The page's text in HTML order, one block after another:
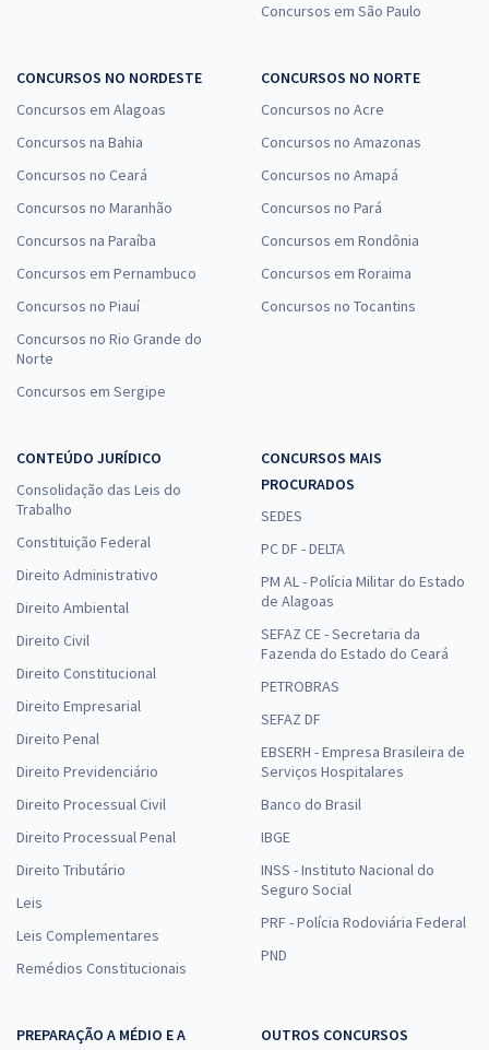
Concursos em São Paulo
CONCURSOS NO NORDESTE
Concursos em Alagoas
Concursos na Bahia
Concursos no Ceará
Concursos no Maranhão
Concursos na Paraíba
Concursos em Pernambuco
Concursos no Piauí
Concursos no Rio Grande do
Norte
Concursos em Sergipe
CONCURSOS NO NORTE
Concursos no Acre
Concursos no Amazonas
Concursos no Amapá
Concursos no Pará
Concursos em Rondônia
Concursos em Roraima
Concursos no Tocantins
CONTEÚDO JURÍDICO
Consolidação das Leis do
Trabalho
Constituição Federal
Direito Administrativo
Direito Ambiental
Direito Civil
Direito Constitucional
Direito Empresarial
Direito Penal
Direito Previdenciário
Direito Processual Civil
Direito Processual Penal
Direito Tributário
Leis
Leis Complementares
Remédios Constitucionais
CONCURSOS MAIS
PROCURADOS
SEDES
PC DF - DELTA
PM AL - Polícia Militar do Estado
de Alagoas
SEFAZ CE - Secretaria da
Fazenda do Estado do Ceará
PETROBRAS
SEFAZ DF
EBSERH - Empresa Brasileira de
Serviços Hospitalares
Banco do Brasil
IBGE
INSS - Instituto Nacional do
Seguro Social
PRF - Polícia Rodoviária Federal
PND
PREPARAÇÃO A MÉDIO E A
OUTROS CONCURSOS